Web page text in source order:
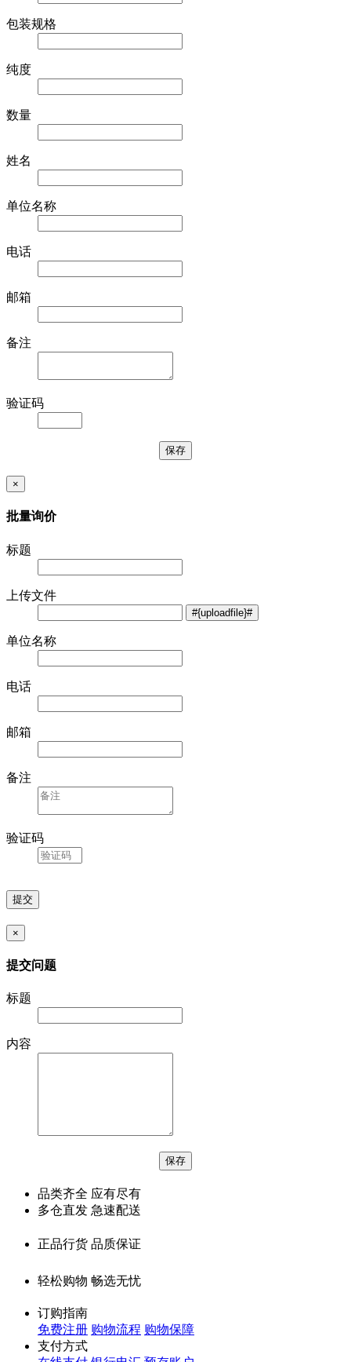
包装规格
纯度
数量
姓名
单位名称
电话
邮箱
备注
验证码
×
批量询价
标题
上传文件
单位名称
电话
邮箱
备注
验证码
×
提交问题
标题
内容
品类齐全 应有尽有
多仓直发 急速配送
正品行货 品质保证
轻松购物 畅选无忧
订购指南
免费注册 购物流程 购物保障
支付方式